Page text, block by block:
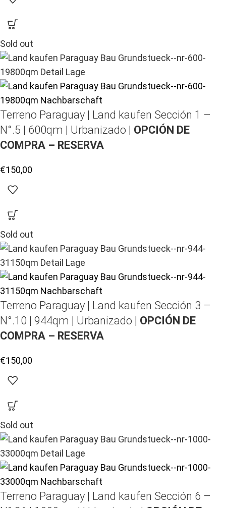
Sold out
Terreno Paraguay | Land kaufen Sección 1 –
N°.5 | 600qm | Urbanizado | OPCIÓN DE
COMPRA – RESERVA
€150,00
Sold out
Terreno Paraguay | Land kaufen Sección 3 –
N°.10 | 944qm | Urbanizado | OPCIÓN DE
COMPRA – RESERVA
€150,00
Sold out
Terreno Paraguay | Land kaufen Sección 6 –